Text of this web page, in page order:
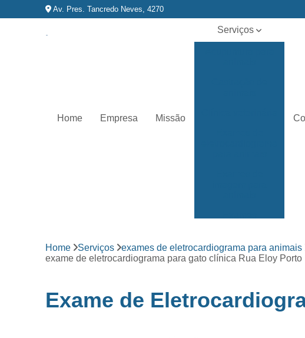
Av. Pres. Tancredo Neves, 4270
Home Empresa Missão
Serviços
Fisioterapia para
animais
Ozonioterapia
Home Serviços exames de eletrocardiograma para animais
exame de eletrocardiograma para gato clínica Rua Eloy Porto
Exame de